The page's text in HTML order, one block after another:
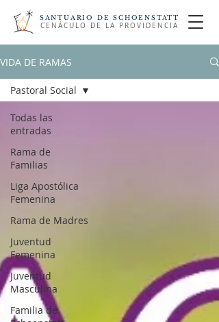
SANTUARIO DE SCHOENSTATT
CENÁCULO DE LA PROVIDENCIA
VIDA DE RAMAS
Todas las
entradas
Rama de
Familias
Liga Apostólica
Femenina
Rama de Madres
Juventud
Femenina
Juventud
Masculina
Familia de
Pastoral Social